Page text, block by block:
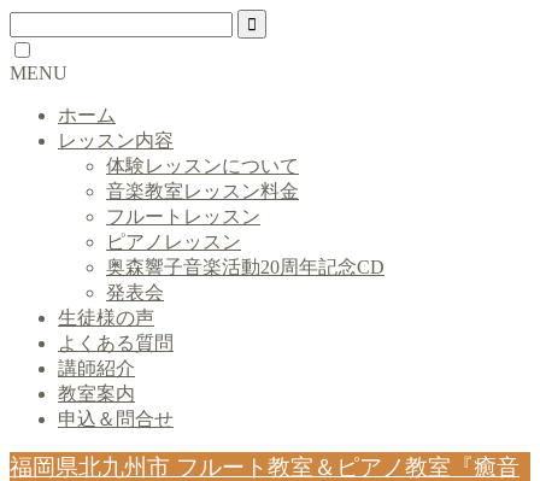
MENU
ホーム
レッスン内容
体験レッスンについて
音楽教室レッスン料金
フルートレッスン
ピアノレッスン
奥森響子音楽活動20周年記念CD
発表会
生徒様の声
よくある質問
講師紹介
教室案内
申込＆問合せ
福岡県北九州市 フルート教室＆ピアノ教室『癒音